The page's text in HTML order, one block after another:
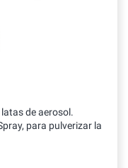
de aerosol.
para pulverizar la